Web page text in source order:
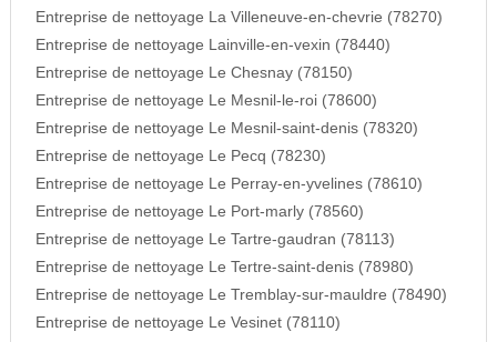
Entreprise de nettoyage La Villeneuve-en-chevrie (78270)
Entreprise de nettoyage Lainville-en-vexin (78440)
Entreprise de nettoyage Le Chesnay (78150)
Entreprise de nettoyage Le Mesnil-le-roi (78600)
Entreprise de nettoyage Le Mesnil-saint-denis (78320)
Entreprise de nettoyage Le Pecq (78230)
Entreprise de nettoyage Le Perray-en-yvelines (78610)
Entreprise de nettoyage Le Port-marly (78560)
Entreprise de nettoyage Le Tartre-gaudran (78113)
Entreprise de nettoyage Le Tertre-saint-denis (78980)
Entreprise de nettoyage Le Tremblay-sur-mauldre (78490)
Entreprise de nettoyage Le Vesinet (78110)